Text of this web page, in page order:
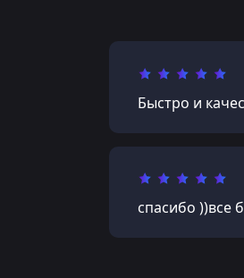
Быстро и
спасибо ))все